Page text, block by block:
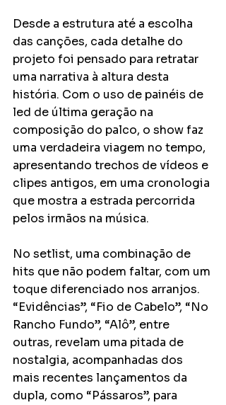
Desde a estrutura até a escolha
das canções, cada detalhe do
projeto foi pensado para retratar
uma narrativa à altura desta
história. Com o uso de painéis de
led de última geração na
composição do palco, o show faz
uma verdadeira viagem no tempo,
apresentando trechos de vídeos e
clipes antigos, em uma cronologia
que mostra a estrada percorrida
pelos irmãos na música.
No setlist, uma combinação de
hits que não podem faltar, com um
toque diferenciado nos arranjos.
“Evidências”, “Fio de Cabelo”, “No
Rancho Fundo”, “Alô”, entre
outras, revelam uma pitada de
nostalgia, acompanhadas dos
mais recentes lançamentos da
dupla, como “Pássaros”, para